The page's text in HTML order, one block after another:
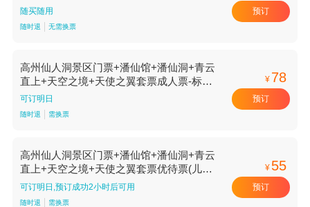
随买随用
随时退 无需换票
预订
高州仙人洞景区门票+潘仙馆+潘仙洞+青云
直上+天空之境+天使之翼套票成人票-标准
价
可订明日
随时退 需换票
¥ 78
预订
高州仙人洞景区门票+潘仙馆+潘仙洞+青云
直上+天空之境+天使之翼套票优待票(儿童/
学生)-标准价
可订明日,预订成功2小时后可用
随时退 需换票
¥ 55
预订